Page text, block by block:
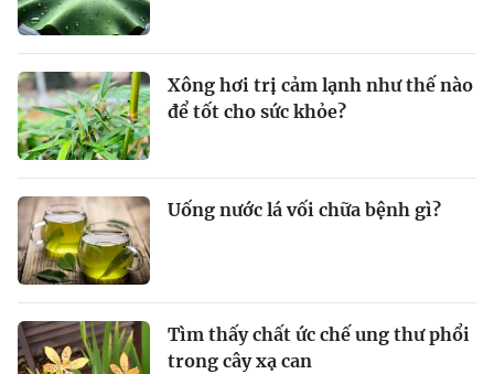
Xông hơi trị cảm lạnh như thế nào
để tốt cho sức khỏe?
Uống nước lá vối chữa bệnh gì?
Tìm thấy chất ức chế ung thư phổi
trong cây xạ can